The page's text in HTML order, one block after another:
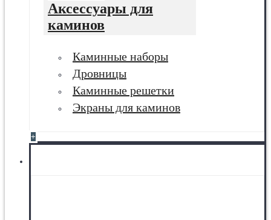
Аксессуары для
каминов
Каминные наборы
Дровницы
Каминные решетки
Экраны для каминов
+